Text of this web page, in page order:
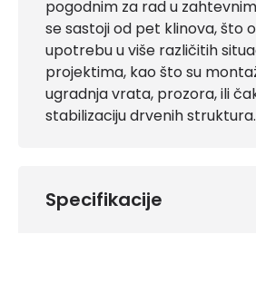
pogodnim za rad u
se sastoji od pet klinova, što
upotrebu u više različitih
projektima, kao što su
ugradnja vrata, prozora, ili
stabilizaciju drvenih struktura.
Specifikacije